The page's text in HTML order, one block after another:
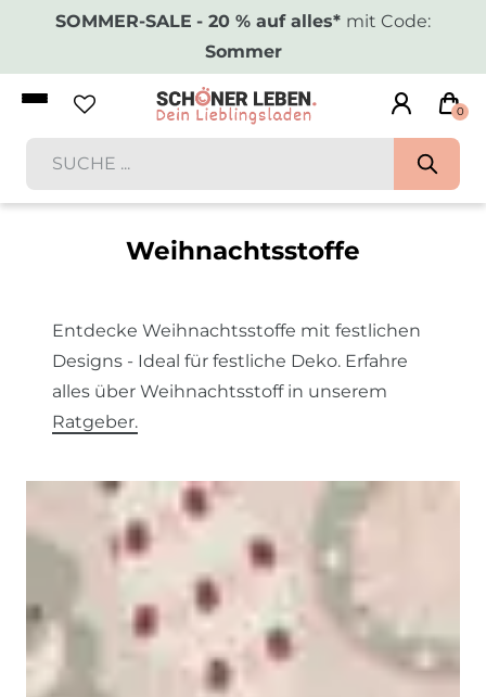
SOMMER-SALE - 20 % auf alles* mit Code:
Sommer
0
Weihnachtsstoffe
Entdecke Weihnachtsstoffe mit festlichen
Designs - Ideal für festliche Deko. Erfahre
alles über Weihnachtsstoff in unserem
Ratgeber.